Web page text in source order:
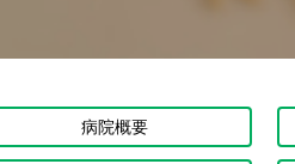
病院概要